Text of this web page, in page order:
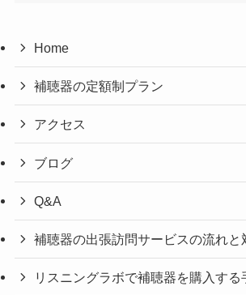
Home
補聴器の定額制プラン
アクセス
ブログ
Q&A
補聴器の出張訪問サービスの流れと
リスニングラボで補聴器を購入する